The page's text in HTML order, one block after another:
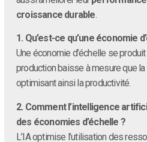
croissance durable.
1. Qu’est-ce qu’une économie
Une économie d’échelle se
production baisse à mesure que
optimisant ainsi la productivité.
2. Comment l’intelligence
des économies d’échelle ?
L’IA optimise l’utilisation des